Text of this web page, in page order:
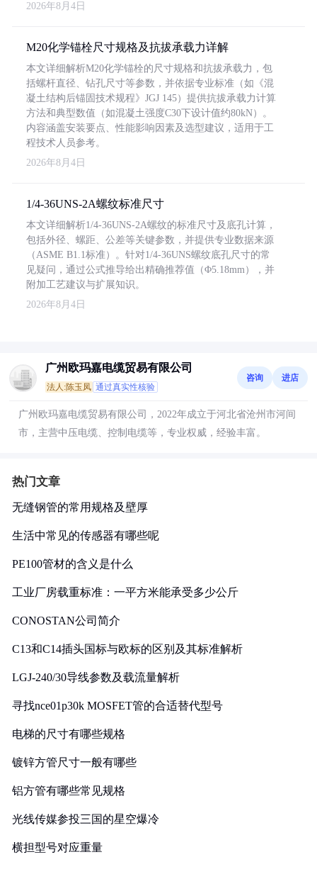
2026年8月4日
M20化学锚栓尺寸规格及抗拔承载力详解
本文详细解析M20化学锚栓的尺寸规格和抗拔承载力，包
括螺杆直径、钻孔尺寸等参数，并依据专业标准（如《混
凝土结构后锚固技术规程》JGJ 145）提供抗拔承载力计算
方法和典型数值（如混凝土强度C30下设计值约80kN）。
内容涵盖安装要点、性能影响因素及选型建议，适用于工
程技术人员参考。
2026年8月4日
1/4-36UNS-2A螺纹标准尺寸
本文详细解析1/4-36UNS-2A螺纹的标准尺寸及底孔计算，
包括外径、螺距、公差等关键参数，并提供专业数据来源
（ASME B1.1标准）。针对1/4-36UNS螺纹底孔尺寸的常
见疑问，通过公式推导给出精确推荐值（Φ5.18mm），并
附加工艺建议与扩展知识。
2026年8月4日
广州欧玛嘉电缆贸易有限公司
法人:陈玉凤 通过真实性核验
咨询 进店
广州欧玛嘉电缆贸易有限公司，2022年成立于河北省沧州市河间
市，主营中压电缆、控制电缆等，专业权威，经验丰富。
热门文章
无缝钢管的常用规格及壁厚
生活中常见的传感器有哪些呢
PE100管材的含义是什么
工业厂房载重标准：一平方米能承受多少公斤
CONOSTAN公司简介
C13和C14插头国标与欧标的区别及其标准解析
LGJ-240/30导线参数及载流量解析
寻找nce01p30k MOSFET管的合适替代型号
电梯的尺寸有哪些规格
镀锌方管尺寸一般有哪些
铝方管有哪些常见规格
光线传媒参投三国的星空爆冷
横担型号对应重量